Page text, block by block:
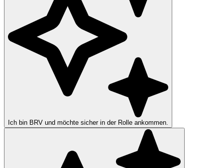
Ich bin BRV und möchte sicher in der Rolle ankommen.